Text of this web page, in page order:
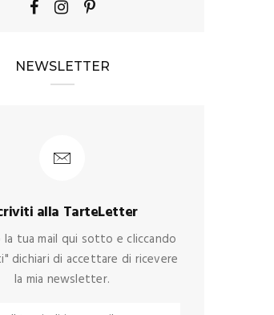
NEWSLETTER
alla TarteLetter
la tua mail qui sotto e cliccando
dichiari di accettare di ricevere
la mia newsletter.